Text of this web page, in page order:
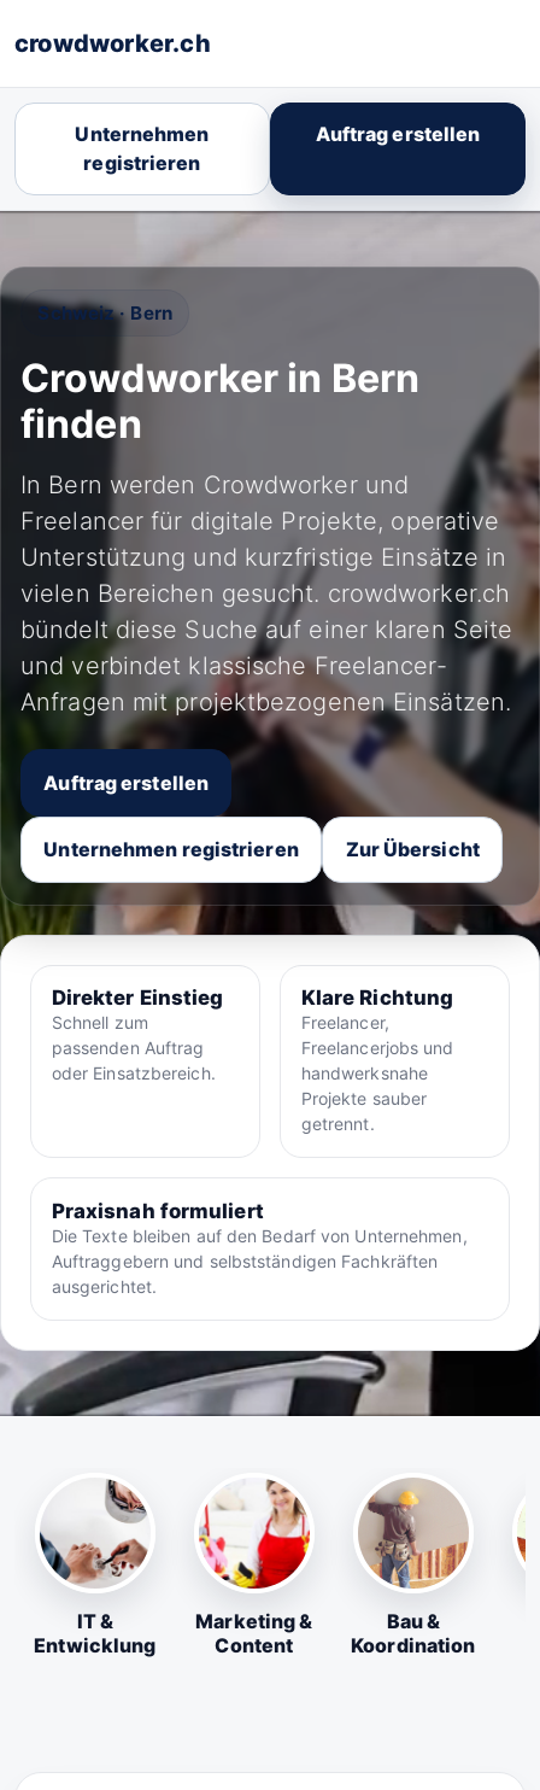
crowdworker.ch
Unternehmen
registrieren
Auftrag erstellen
Schweiz · Bern
Crowdworker in Bern
finden
In Bern werden Crowdworker und
Freelancer für digitale Projekte, operative
Unterstützung und kurzfristige Einsätze in
vielen Bereichen gesucht. crowdworker.ch
bündelt diese Suche auf einer klaren Seite
und verbindet klassische Freelancer-
Anfragen mit projektbezogenen Einsätzen.
Auftrag erstellen
Unternehmen registrieren Zur Übersicht
Direkter Einstieg
Schnell zum
passenden Auftrag
oder Einsatzbereich.
Klare Richtung
Freelancer,
Freelancerjobs und
handwerksnahe
Projekte sauber
getrennt.
Praxisnah formuliert
Die Texte bleiben auf den Bedarf von Unternehmen,
Auftraggebern und selbstständigen Fachkräften
ausgerichtet.
IT &
Entwicklung
Marketing &
Content
Bau &
Koordination